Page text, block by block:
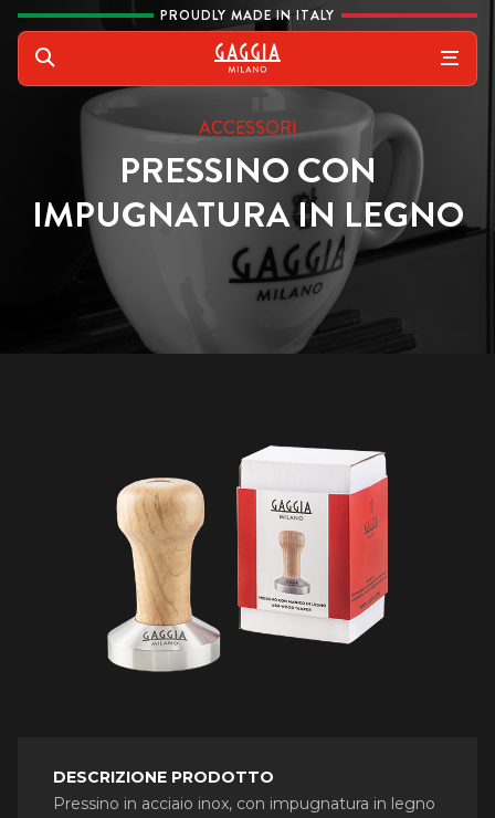
Vai al contenuto PROUDLY MADE IN ITALY
Gaggia
ACCESSORI
PRESSINO CON
IMPUGNATURA IN LEGNO
DESCRIZIONE PRODOTTO
Pressino in acciaio inox, con impugnatura in legno